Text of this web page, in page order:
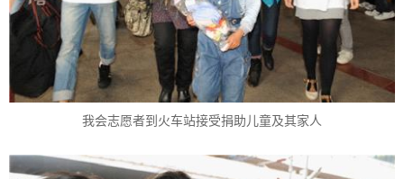
我会志愿者到火车站接受捐助儿童及其家人